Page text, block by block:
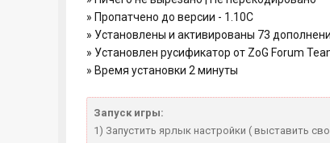
» Пропатчено до версии - 1.10С
» Установлены и активированы 73
» Установлен русификатор от ZoG Forum
» Время установки 2 минуты
Запуск игры:
1) Запустить ярлык настройки ( выставить